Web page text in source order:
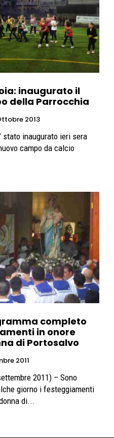
inaugurato il
della Parrocchia
2013
stato inaugurato ieri sera
campo da calcio
completo
in onore
di Portosalvo
2011
2011) – Sono
giorno i festeggiamenti
di...